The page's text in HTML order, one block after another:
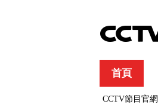
首頁
綜合 新聞
CCTV節目官網